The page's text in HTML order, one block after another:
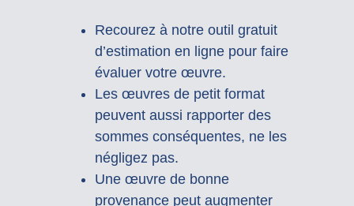
Recourez à notre outil gratuit
d’estimation en ligne pour faire
évaluer votre œuvre.
Les œuvres de petit format
peuvent aussi rapporter des
sommes conséquentes, ne les
négligez pas.
Une œuvre de bonne
provenance peut augmenter